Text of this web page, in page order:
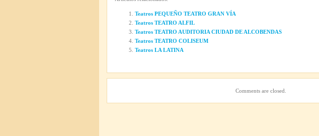
Teatros PEQUEÑO TEATRO GRAN VÍA
Teatros TEATRO ALFIL
Teatros TEATRO AUDITORIA CIUDAD DE ALCOBENDAS
Teatros TEATRO COLISEUM
Teatros LA LATINA
Comments are closed.